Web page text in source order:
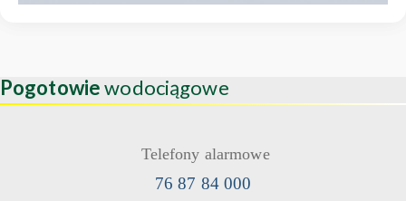
Pogotowiewodociągowe
Telefony alarmowe
76 87 84 000